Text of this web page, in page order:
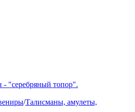
- "серебряный топор".
/Талисманы, амулеты,